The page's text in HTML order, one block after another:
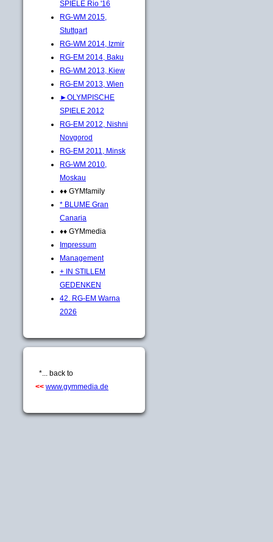
SPIELE Rio '16
RG-WM 2015,
Stuttgart
RG-WM 2014, Izmir
RG-EM 2014, Baku
RG-WM 2013, Kiew
RG-EM 2013, Wien
►OLYMPISCHE
SPIELE 2012
RG-EM 2012, Nishni
Novgorod
RG-EM 2011, Minsk
RG-WM 2010,
Moskau
♦♦ GYMfamily
* BLUME Gran
Canaria
♦♦ GYMmedia
Impressum
Management
+ IN STILLEM
GEDENKEN
42. RG-EM Warna
2026
*... back to
<< www.gymmedia.de